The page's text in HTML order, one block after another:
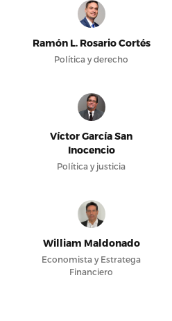
Ramón L. Rosario Cortés
Política y derecho
Víctor García San
Inocencio
Política y justicia
William Maldonado
Economista y Estratega
Financiero